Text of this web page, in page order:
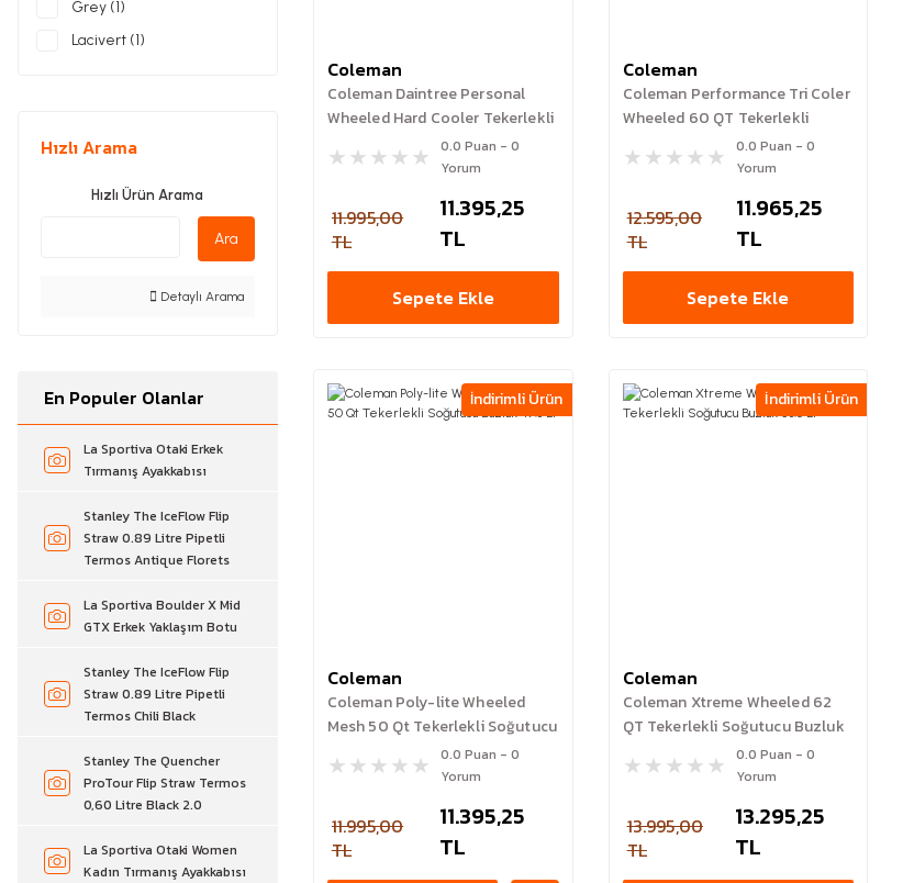
Grey (1)
Lacivert (1)
Hızlı Arama
Hızlı Ürün Arama
Ara
Detaylı Arama
En Populer Olanlar
La Sportiva Otaki Erkek
Tırmanış Ayakkabısı
Stanley The IceFlow Flip
Straw 0.89 Litre Pipetli
Termos Antique Florets
La Sportiva Boulder X Mid
GTX Erkek Yaklaşım Botu
Stanley The IceFlow Flip
Straw 0.89 Litre Pipetli
Termos Chili Black
Stanley The Quencher
ProTour Flip Straw Termos
0,60 Litre Black 2.0
La Sportiva Otaki Women
Kadın Tırmanış Ayakkabısı
Coleman
Coleman Daintree Personal
Wheeled Hard Cooler Tekerlekli
Soğutucu Buzluk 57 Lt
0.0 Puan - 0
Yorum
11.995,00
TL
11.395,25
TL
Sepete Ekle
Coleman
Coleman Performance Tri Coler
Wheeled 60 QT Tekerlekli
Soğutucu Buzluk 56 Lt
0.0 Puan - 0
Yorum
12.595,00
TL
11.965,25
TL
Sepete Ekle
İndirimli Ürün
Coleman
Coleman Poly-lite Wheeled
Mesh 50 Qt Tekerlekli Soğutucu
0.0 Puan - 0
Yorum
11.995,00
TL
11.395,25
TL
İndirimli Ürün
Coleman
Coleman Xtreme Wheeled 62
QT Tekerlekli Soğutucu Buzluk
0.0 Puan - 0
Yorum
13.995,00
TL
13.295,25
TL